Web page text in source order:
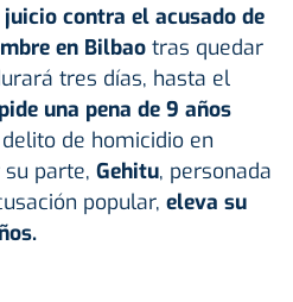
contra el acusado de
en Bilbao tras quedar
tres días, hasta el
una pena de 9 años
de homicidio en
parte, Gehitu, personada
popular, eleva su